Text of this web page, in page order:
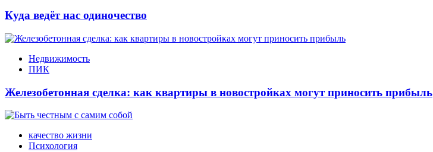
Куда ведёт нас одиночество
Недвижимость
ПИК
Железобетонная сделка: как квартиры в новостройках могут приносить прибыль
качество жизни
Психология